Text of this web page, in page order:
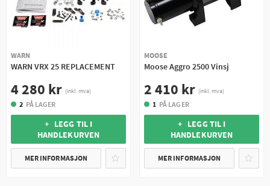
WARN
WARN VRX 25 REPLACEMENT
4 280 kr (inkl. mva)
2 PÅ LAGER
+ LEGG TIL I
HANDLEKURVEN
MER INFORMASJON
MOOSE
Moose Aggro 2500 Vinsj
2 410 kr (inkl. mva)
1 PÅ LAGER
+ LEGG TIL I
HANDLEKURVEN
MER INFORMASJON